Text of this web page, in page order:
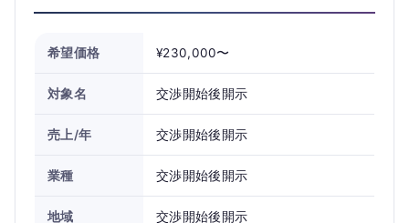
希望価格 ¥230,000〜
対象名 交渉開始後開示
売上/年 交渉開始後開示
業種 交渉開始後開示
地域 交渉開始後開示